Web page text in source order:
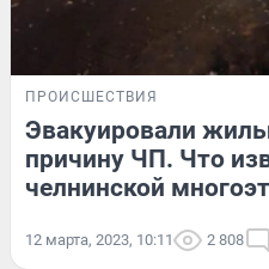
ПРОИСШЕСТВИЯ
Эвакуировали
причину ЧП. Что
челнинской
12 марта, 2023, 10:11 2 808